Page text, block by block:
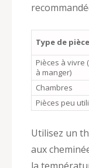
Type de pièce
Pièces à vivre
à manger)
Chambres
Pièces peu
Utilisez un
aux